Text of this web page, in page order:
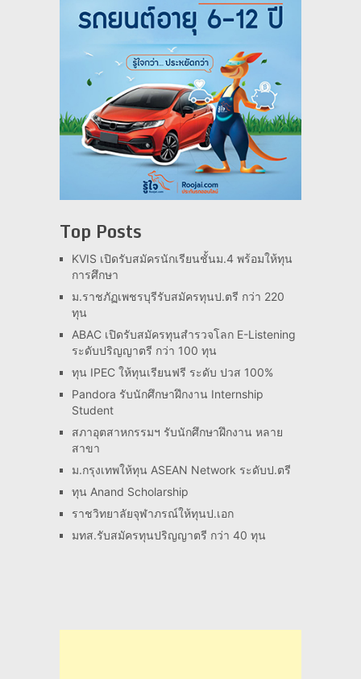
Top Posts
KVIS เปิดรับสมัครนักเรียนชั้นม.4 พร้อมให้ทุน
การศึกษา
ม.ราชภัฏเพชรบุรีรับสมัครทุนป.ตรี กว่า 220
ทุน
ABAC เปิดรับสมัครทุนสำรวจโลก E-Listening
ระดับปริญญาตรี กว่า 100 ทุน
ทุน IPEC ให้ทุนเรียนฟรี ระดับ ปวส 100%
Pandora รับนักศึกษาฝึกงาน Internship
Student
สภาอุตสาหกรรมฯ รับนักศึกษาฝึกงาน หลาย
สาขา
ม.กรุงเทพให้ทุน ASEAN Network ระดับป.ตรี
ทุน Anand Scholarship
ราชวิทยาลัยจุฬาภรณ์ให้ทุนป.เอก
มทส.รับสมัครทุนปริญญาตรี กว่า 40 ทุน